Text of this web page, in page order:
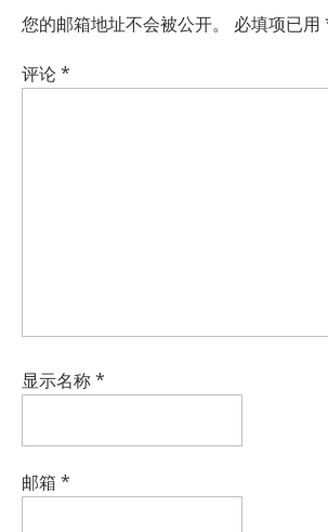
您的邮箱地址不会被公开。 必填项已用
评论*
显示名称*
邮箱 *